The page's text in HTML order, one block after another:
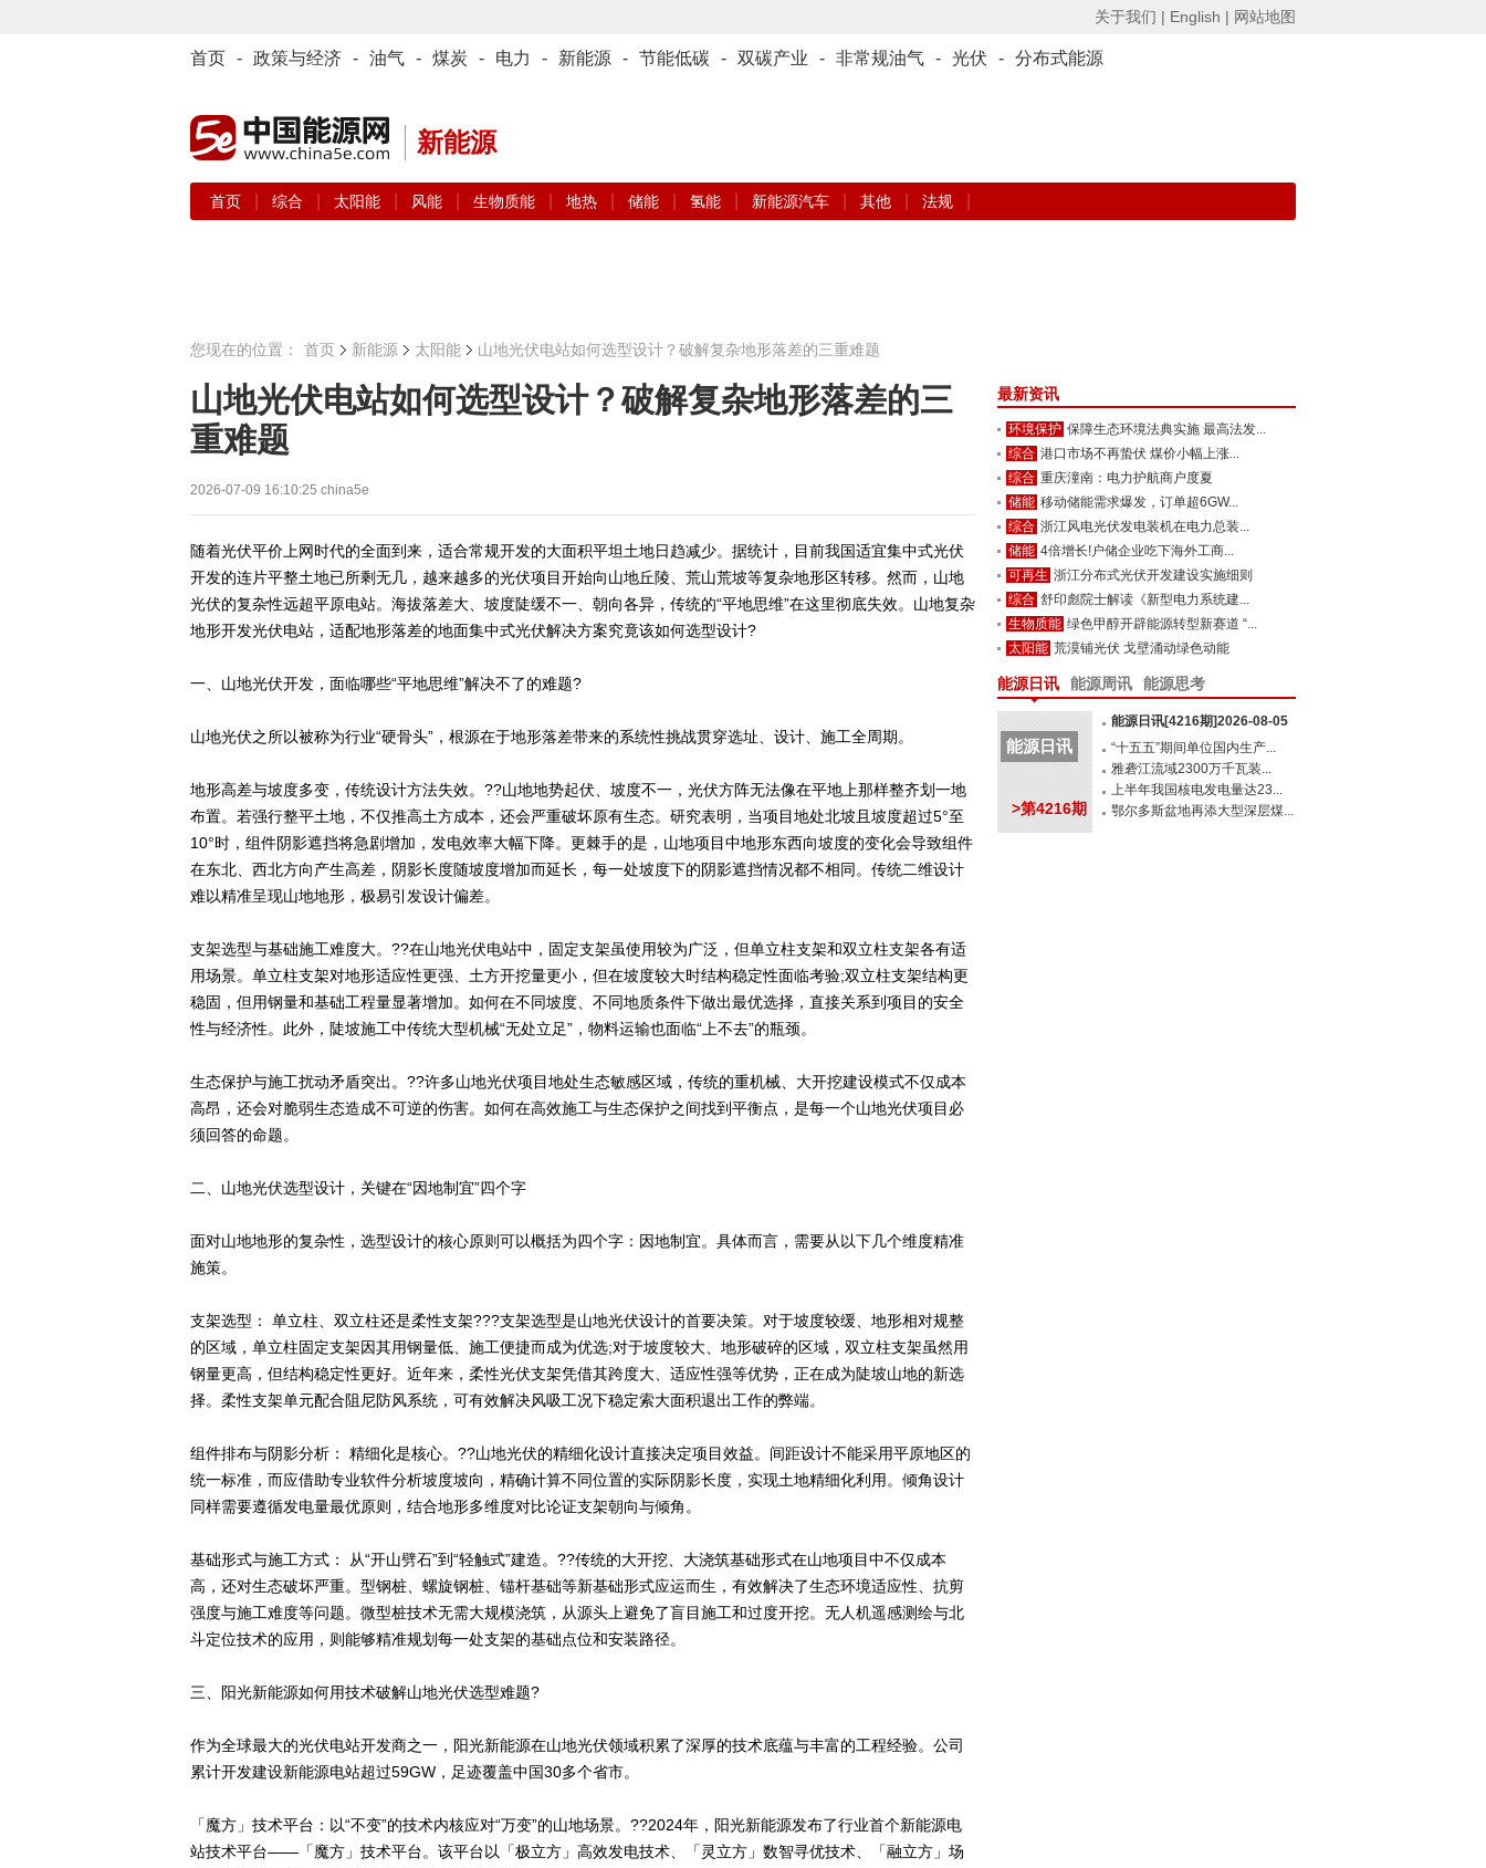
关于我们 | English | 网站地图
首页 - 政策与经济 - 油气 - 煤炭 - 电力 - 新能源 - 节能低碳 - 双碳产业 - 非常规油气 - 光伏 - 分布式能源
新能源
首页 综合 太阳能 风能 生物质能 地热 储能 氢能 新能源汽车 其他 法规
您现在的位置： 首页 新能源 太阳能 山地光伏电站如何选型设计？破解复杂地形落差的三重难题
山地光伏电站如何选型设计？破解复杂地形落差的三
重难题
2026-07-09 16:10:25 china5e
随着光伏平价上网时代的全面到来，适合常规开发的大面积平坦土地日趋减少。据统计，目前我国适宜集中式光伏
开发的连片平整土地已所剩无几，越来越多的光伏项目开始向山地丘陵、荒山荒坡等复杂地形区转移。然而，山地
光伏的复杂性远超平原电站。海拔落差大、坡度陡缓不一、朝向各异，传统的“平地思维”在这里彻底失效。山地复杂
地形开发光伏电站，适配地形落差的地面集中式光伏解决方案究竟该如何选型设计?
一、山地光伏开发，面临哪些“平地思维”解决不了的难题?
山地光伏之所以被称为行业“硬骨头”，根源在于地形落差带来的系统性挑战贯穿选址、设计、施工全周期。
地形高差与坡度多变，传统设计方法失效。??山地地势起伏、坡度不一，光伏方阵无法像在平地上那样整齐划一地
布置。若强行整平土地，不仅推高土方成本，还会严重破坏原有生态。研究表明，当项目地处北坡且坡度超过5°至
10°时，组件阴影遮挡将急剧增加，发电效率大幅下降。更棘手的是，山地项目中地形东西向坡度的变化会导致组件
在东北、西北方向产生高差，阴影长度随坡度增加而延长，每一处坡度下的阴影遮挡情况都不相同。传统二维设计
难以精准呈现山地地形，极易引发设计偏差。
支架选型与基础施工难度大。??在山地光伏电站中，固定支架虽使用较为广泛，但单立柱支架和双立柱支架各有适
用场景。单立柱支架对地形适应性更强、土方开挖量更小，但在坡度较大时结构稳定性面临考验;双立柱支架结构更
稳固，但用钢量和基础工程量显著增加。如何在不同坡度、不同地质条件下做出最优选择，直接关系到项目的安全
性与经济性。此外，陡坡施工中传统大型机械“无处立足”，物料运输也面临“上不去”的瓶颈。
生态保护与施工扰动矛盾突出。??许多山地光伏项目地处生态敏感区域，传统的重机械、大开挖建设模式不仅成本
高昂，还会对脆弱生态造成不可逆的伤害。如何在高效施工与生态保护之间找到平衡点，是每一个山地光伏项目必
须回答的命题。
二、山地光伏选型设计，关键在“因地制宜”四个字
面对山地地形的复杂性，选型设计的核心原则可以概括为四个字：因地制宜。具体而言，需要从以下几个维度精准
施策。
支架选型： 单立柱、双立柱还是柔性支架???支架选型是山地光伏设计的首要决策。对于坡度较缓、地形相对规整
的区域，单立柱固定支架因其用钢量低、施工便捷而成为优选;对于坡度较大、地形破碎的区域，双立柱支架虽然用
钢量更高，但结构稳定性更好。近年来，柔性光伏支架凭借其跨度大、适应性强等优势，正在成为陡坡山地的新选
择。柔性支架单元配合阻尼防风系统，可有效解决风吸工况下稳定索大面积退出工作的弊端。
组件排布与阴影分析： 精细化是核心。??山地光伏的精细化设计直接决定项目效益。间距设计不能采用平原地区的
统一标准，而应借助专业软件分析坡度坡向，精确计算不同位置的实际阴影长度，实现土地精细化利用。倾角设计
同样需要遵循发电量最优原则，结合地形多维度对比论证支架朝向与倾角。
基础形式与施工方式： 从“开山劈石”到“轻触式”建造。??传统的大开挖、大浇筑基础形式在山地项目中不仅成本
高，还对生态破坏严重。型钢桩、螺旋钢桩、锚杆基础等新基础形式应运而生，有效解决了生态环境适应性、抗剪
强度与施工难度等问题。微型桩技术无需大规模浇筑，从源头上避免了盲目施工和过度开挖。无人机遥感测绘与北
斗定位技术的应用，则能够精准规划每一处支架的基础点位和安装路径。
三、阳光新能源如何用技术破解山地光伏选型难题?
作为全球最大的光伏电站开发商之一，阳光新能源在山地光伏领域积累了深厚的技术底蕴与丰富的工程经验。公司
累计开发建设新能源电站超过59GW，足迹覆盖中国30多个省市。
「魔方」技术平台：以“不变”的技术内核应对“万变”的山地场景。??2024年，阳光新能源发布了行业首个新能源电
站技术平台——「魔方」技术平台。该平台以「极立方」高效发电技术、「灵立方」数智寻优技术、「融立方」场
最新资讯
环境保护 保障生态环境法典实施 最高法发...
综合 港口市场不再蛰伏 煤价小幅上涨...
综合 重庆潼南：电力护航商户度夏
储能 移动储能需求爆发，订单超6GW...
综合 浙江风电光伏发电装机在电力总装...
储能 4倍增长!户储企业吃下海外工商...
可再生 浙江分布式光伏开发建设实施细则
综合 舒印彪院士解读《新型电力系统建...
生物质能 绿色甲醇开辟能源转型新赛道 “...
太阳能 荒漠铺光伏 戈壁涌动绿色动能
能源日讯 能源周讯 能源思考
能源日讯
>第4216期
能源日讯[4216期]2026-08-05
“十五五”期间单位国内生产...
雅砻江流域2300万千瓦装...
上半年我国核电发电量达23...
鄂尔多斯盆地再添大型深层煤...